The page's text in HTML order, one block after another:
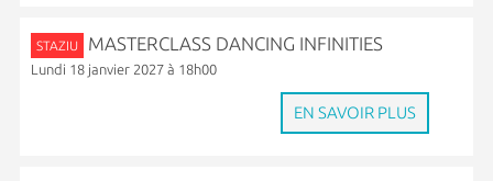
STAZIU MASTERCLASS DANCING INFINITIES
Lundi 18 janvier 2027 à 18h00
EN SAVOIR PLUS